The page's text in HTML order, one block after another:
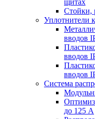
щитах
Стойки,
Уплотнители
вводов
вводов
вводов
Система
до 125 А